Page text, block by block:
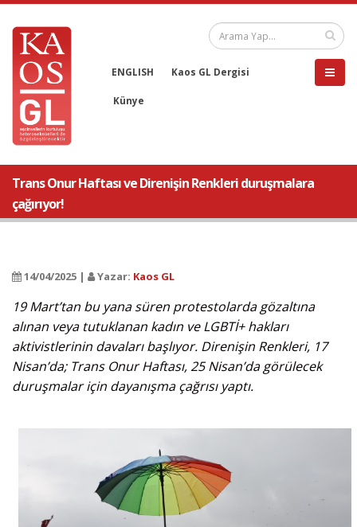
ENGLISH Kaos GL Dergisi
Künye
Trans Onur Haftası ve Direnişin Renkleri duruşmalara
çağırıyor!
14/04/2025 | Yazar: Kaos GL
19 Mart’tan bu yana süren protestolarda gözaltına
alınan veya tutuklanan kadın ve LGBTİ+ hakları
aktivistlerinin davaları başlıyor. Direnişin Renkleri, 17
Nisan’da; Trans Onur Haftası, 25 Nisan’da görülecek
duruşmalar için dayanışma çağrısı yaptı.